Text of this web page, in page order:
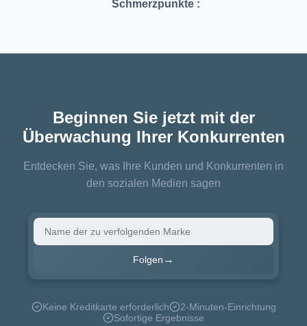
Schmerzpunkte:
Beginnen Sie jetzt mit der
Überwachung Ihrer Konkurrenten
Entdecken Sie, was Ihre Kunden und Konkurrenten in
den sozialen Medien sagen
Folgen →
Keine Kreditkarte erforderlich
2-Minuten-Einrichtung
Sofortige Ergebnisse